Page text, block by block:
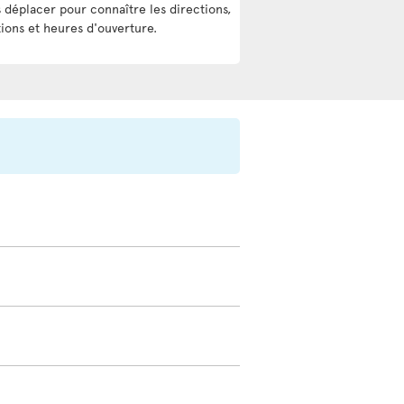
déplacer pour connaître les directions,
et heures d'ouverture.